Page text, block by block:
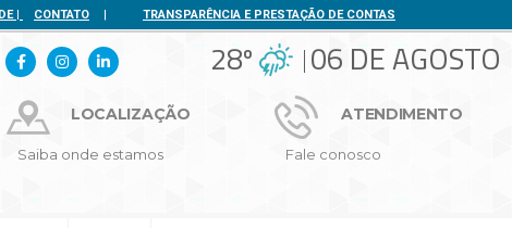
| CONTATO | TRANSPARÊNCIA E PRESTAÇÃO DE CONTAS
28º 06 DE AGOSTO
LOCALIZAÇÃO
Saiba onde estamos
ATENDIMENTO
Fale conosco